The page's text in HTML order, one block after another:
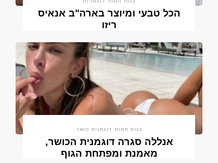
הכל טבעי ומיוצר בארה"ב אנאיס
ריזו
בנות חמות דוגמנית כושר
אנללה סגרה דוגמנית הכושר,
מאמנת ומפתחת הגוף